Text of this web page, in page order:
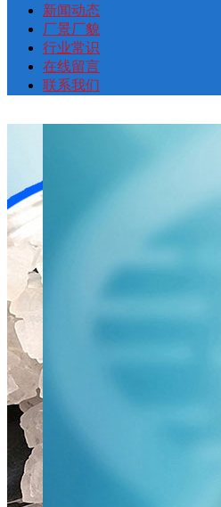
新闻动态
厂景厂貌
行业常识
在线留言
联系我们